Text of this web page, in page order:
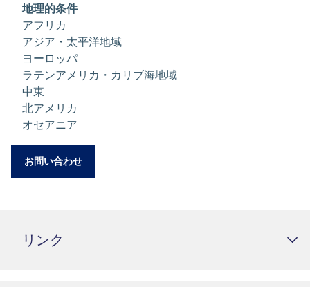
お問い合わせ
地理的条件
アフリカ
アジア・太平洋地域
ヨーロッパ
ラテンアメリカ・カリブ海地域
中東
北アメリカ
オセアニア
リンク